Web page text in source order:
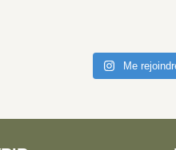
Me